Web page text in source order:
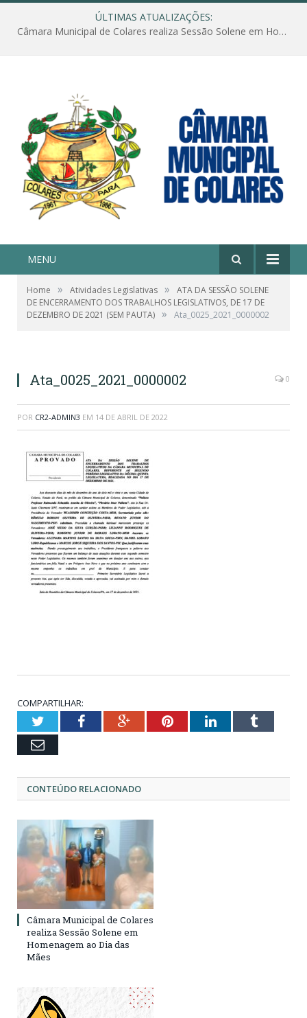
ÚLTIMAS ATUALIZAÇÕES:
Câmara Municipal de Colares realiza Sessão Solene em Homenagem ao Dia das Mães
MENU
Home » Atividades Legislativas »
ATA DA SESSÃO SOLENE
DE ENCERRAMENTO DOS TRABALHOS LEGISLATIVOS, DE 17 DE
DEZEMBRO DE 2021 (SEM PAUTA) » Ata_0025_2021_0000002
Ata_0025_2021_0000002 0
POR CR2-ADMIN3 EM 14 DE ABRIL DE 2022
COMPARTILHAR:
TwitterFacebookGoogle+PinterestLinkedInTumblr
Email
CONTEÚDO RELACIONADO
Câmara Municipal de Colares
realiza Sessão Solene em
Homenagem ao Dia das
Mães